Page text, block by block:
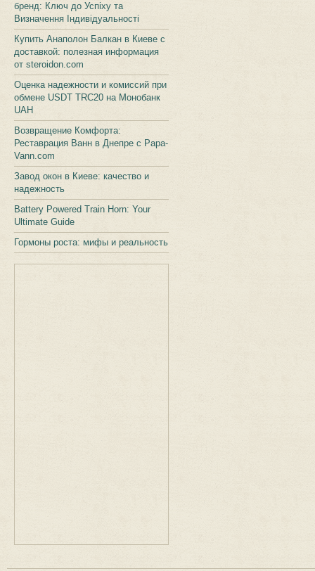
бренд: Ключ до Успіху та
Визначення Індивідуальності
Купить Анаполон Балкан в Киеве с
доставкой: полезная информация
от steroidon.com
Оценка надежности и комиссий при
обмене USDT TRC20 на Монобанк
UAH
Возвращение Комфорта:
Реставрация Ванн в Днепре с Papa-
Vann.com
Завод окон в Киеве: качество и
надежность
Battery Powered Train Horn: Your
Ultimate Guide
Гормоны роста: мифы и реальность